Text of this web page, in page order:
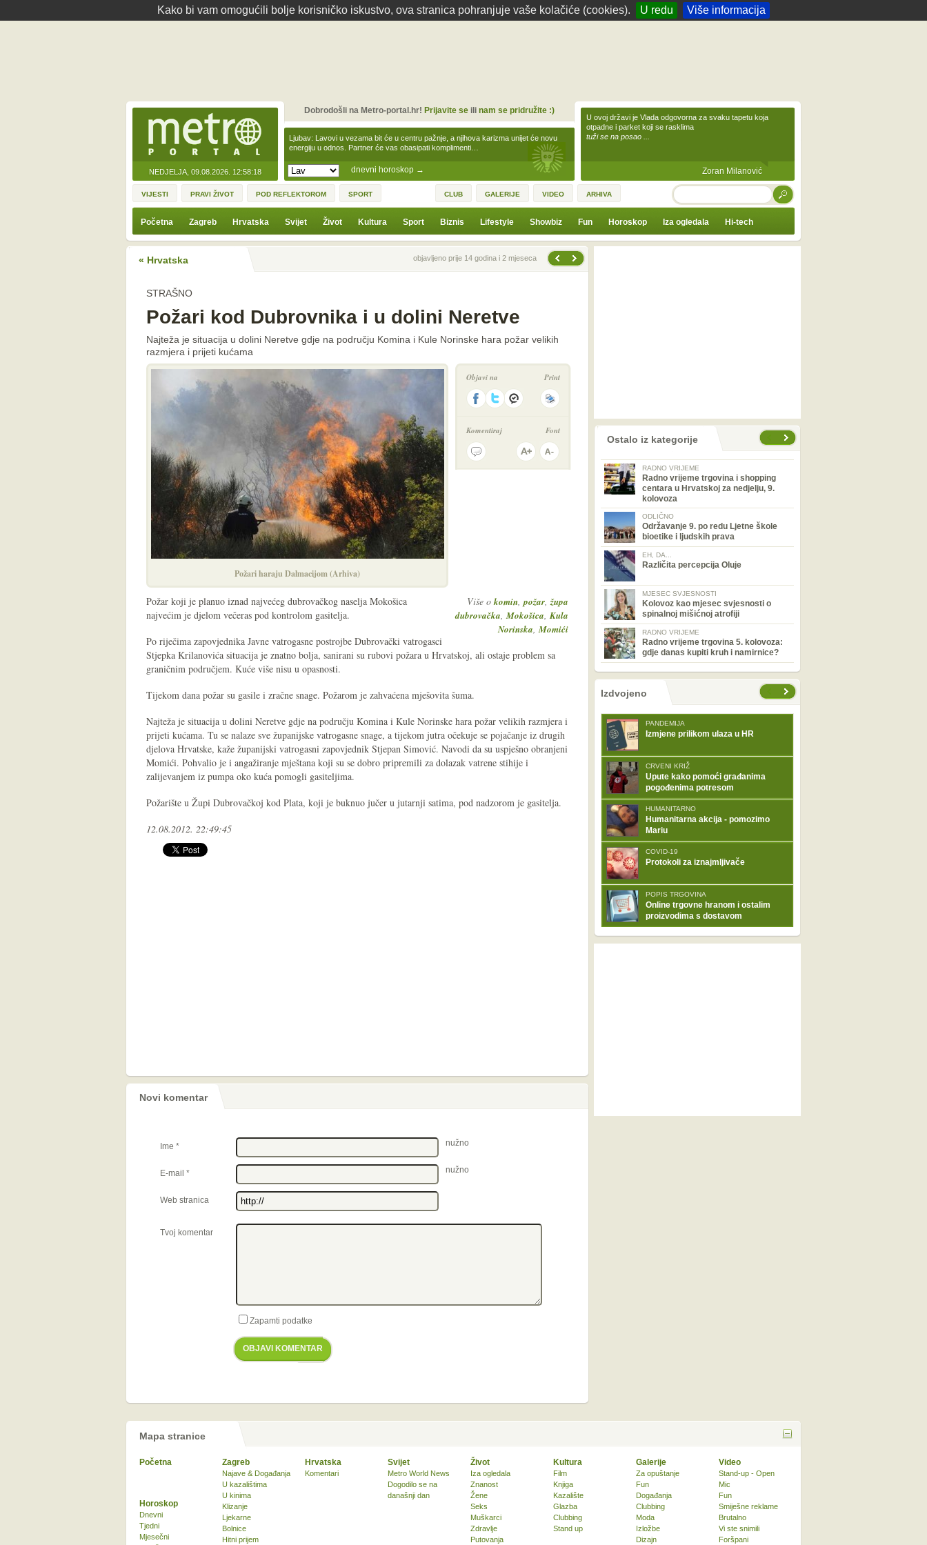
Kako bi vam omogućili bolje korisničko iskustvo, ova stranica pohranjuje vaše kolačiće (cookies). U redu Više informacija
NEDJELJA, 09.08.2026. 12:58:18 dnevni horoskop →
Ljubav: Lavovi u vezama bit će u centru pažnje, a njihova karizma unijet će novu
energiju u odnos. Partner će vas obasipati komplimenti…
Dobrodošli na Metro-portal.hr! Prijavite seili nam se pridružite :)
U ovoj državi je Vlada odgovorna za svaku tapetu koja
otpadne i parket koji se rasklima
tuži se na posao ...
Zoran Milanović
VIJESTI PRAVI ŽIVOT POD REFLEKTOROM SPORT CLUB GALERIJE VIDEO ARHIVA TRAŽI
Početna Zagreb Hrvatska Svijet Život Kultura Sport Biznis Lifestyle Showbiz Fun Horoskop Iza ogledala Hi-tech
« Hrvatska Prethodna vijestobjavljeno prije 14 godina i 2 mjeseca
STRAŠNO
Požari kod Dubrovnika i u dolini Neretve
Najteža je situacija u dolini Neretve gdje na području Komina i Kule Norinske hara požar velikih
razmjera i prijeti kućama
Požari haraju Dalmacijom (Arhiva)
Objavi na Print
Komentiraj Font
Više okomin,požar,župa
dubrovačka,Mokošica,Kula
Norinska,Momići
Požar koji je planuo iznad najvećeg dubrovačkog naselja Mokošica
najvećim je djelom večeras pod kontrolom gasitelja.
Po riječima zapovjednika Javne vatrogasne postrojbe Dubrovački vatrogasci
Stjepka Krilanovića situacija je znatno bolja, sanirani su rubovi požara u Hrvatskoj, ali ostaje problem sa
graničnim područjem. Kuće više nisu u opasnosti.
Tijekom dana požar su gasile i zračne snage. Požarom je zahvaćena mješovita šuma.
Najteža je situacija u dolini Neretve gdje na području Komina i Kule Norinske hara požar velikih razmjera i
prijeti kućama. Tu se nalaze sve županijske vatrogasne snage, a tijekom jutra očekuje se pojačanje iz drugih
djelova Hrvatske, kaže županijski vatrogasni zapovjednik Stjepan Simović. Navodi da su uspješno obranjeni
Momići. Pohvalio je i angažiranje mještana koji su se dobro pripremili za dolazak vatrene stihije i
zalijevanjem iz pumpa oko kuća pomogli gasiteljima.
Požarište u Župi Dubrovačkoj kod Plata, koji je buknuo jučer u jutarnji satima, pod nadzorom je gasitelja.
12.08.2012. 22:49:45
Novi komentar
Ime * nužno
E-mail * nužno
Web stranica
Tvoj komentar
Zapamti podatke
OBJAVI KOMENTAR
prethodno Ostalo iz kategorije
RADNO VRIJEME
Radno vrijeme trgovina i shopping
centara u Hrvatskoj za nedjelju, 9.
kolovoza
ODLIČNO
Održavanje 9. po redu Ljetne škole
bioetike i ljudskih prava
EH, DA...
Različita percepcija Oluje
MJESEC SVJESNOSTI
Kolovoz kao mjesec svjesnosti o
spinalnoj mišićnoj atrofiji
RADNO VRIJEME
Radno vrijeme trgovina 5. kolovoza:
gdje danas kupiti kruh i namirnice?
nema prethodne stranice
sljedećeIzdvojeno
PANDEMIJA
Izmjene prilikom ulaza u HR
CRVENI KRIŽ
Upute kako pomoći građanima
pogođenima potresom
HUMANITARNO
Humanitarna akcija - pomozimo
Mariu
COVID-19
Protokoli za iznajmljivače
POPIS TRGOVINA
Online trgovne hranom i ostalim
proizvodima s dostavom
Mapa stranice
Početna Zagreb
Najave & Događanja
U kazalištima
U kinima
Klizanje
Ljekarne
Bolnice
Hitni prijem
Hrvatska
Komentari
Svijet
Metro World News
Dogodilo se na
današnji dan
Život
Iza ogledala
Znanost
Žene
Seks
Muškarci
Zdravlje
Putovanja
Kultura
Film
Knjiga
Kazalište
Glazba
Clubbing
Stand up
Horoskop
Dnevni
Tjedni
Mjesečni
Galerije
Za opuštanje
Fun
Događanja
Clubbing
Moda
Izložbe
Dizajn
Video
Stand-up - Open
Mic
Fun
Smiješne reklame
Brutalno
Vi ste snimili
Foršpani